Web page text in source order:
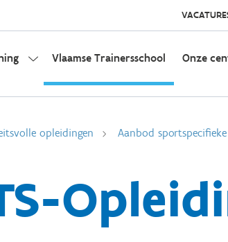
Vlaamse Trainersschool Onze
opleidingen Aanbod